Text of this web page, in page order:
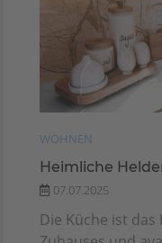
WOHNEN
Heimliche
07.07.2025
Die Küche ist